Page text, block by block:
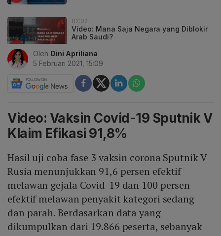
02:02
Video: Mana Saja Negara yang Diblokir
Arab Saudi?
Oleh Dini Apriliana
5 Februari 2021, 15:09
Video: Vaksin Covid-19 Sputnik V
Klaim Efikasi 91,8%
Hasil uji coba fase 3 vaksin corona Sputnik V
Rusia menunjukkan 91,6 persen efektif
melawan gejala Covid-19 dan 100 persen
efektif melawan penyakit kategori sedang
dan parah. Berdasarkan data yang
dikumpulkan dari 19.866 peserta, sebanyak